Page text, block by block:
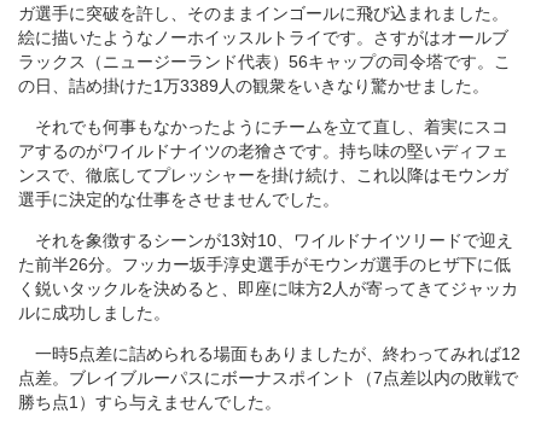
ガ選手に突破を許し、そのままインゴールに飛び込まれました。
絵に描いたようなノーホイッスルトライです。さすがはオールブ
ラックス（ニュージーランド代表）56キャップの司令塔です。こ
の日、詰め掛けた1万3389人の観衆をいきなり驚かせました。
それでも何事もなかったようにチームを立て直し、着実にスコ
アするのがワイルドナイツの老獪さです。持ち味の堅いディフェ
ンスで、徹底してプレッシャーを掛け続け、これ以降はモウンガ
選手に決定的な仕事をさせませんでした。
それを象徴するシーンが13対10、ワイルドナイツリードで迎え
た前半26分。フッカー坂手淳史選手がモウンガ選手のヒザ下に低
く鋭いタックルを決めると、即座に味方2人が寄ってきてジャッカ
ルに成功しました。
一時5点差に詰められる場面もありましたが、終わってみれば12
点差。ブレイブルーパスにボーナスポイント（7点差以内の敗戦で
勝ち点1）すら与えませんでした。